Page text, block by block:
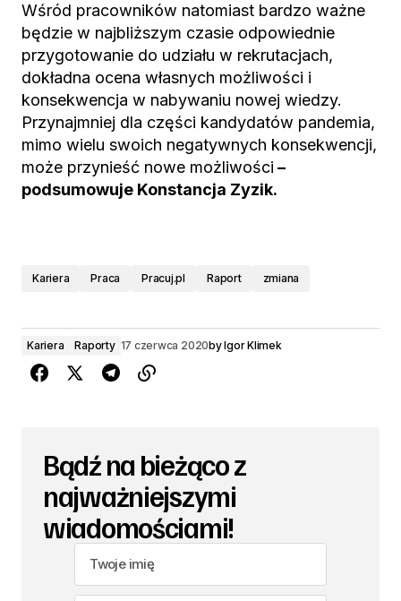
Wśród pracowników natomiast bardzo ważne
będzie w najbliższym czasie odpowiednie
przygotowanie do udziału w rekrutacjach,
dokładna ocena własnych możliwości i
konsekwencja w nabywaniu nowej wiedzy.
Przynajmniej dla części kandydatów pandemia,
mimo wielu swoich negatywnych konsekwencji,
może przynieść nowe możliwości –
podsumowuje Konstancja Zyzik.
Kariera Praca Pracuj.pl Raport zmiana
Kariera Raporty 17 czerwca 2020byIgor Klimek
Bądź na bieżąco z
najważniejszymi
wiadomościami!